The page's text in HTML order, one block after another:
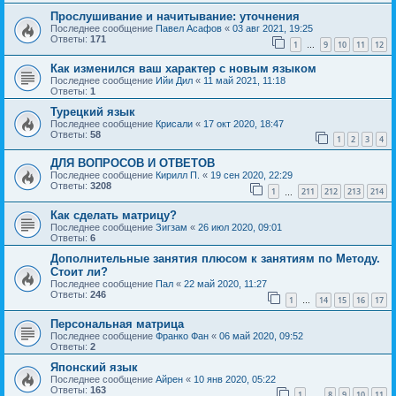
Прослушивание и начитывание: уточнения
Последнее сообщение Павел Асафов « 03 авг 2021, 19:25
Ответы: 171 1 … 9 10 11 12
Как изменился ваш характер с новым языком
Последнее сообщение Ийи Дил « 11 май 2021, 11:18
Ответы: 1
Турецкий язык
Последнее сообщение Крисали « 17 окт 2020, 18:47
Ответы: 58 1 2 3 4
ДЛЯ ВОПРОСОВ И ОТВЕТОВ
Последнее сообщение Кирилл П. « 19 сен 2020, 22:29
Ответы: 3208 1 211 212 213 214
Как сделать матрицу?
Последнее сообщение Зигзам « 26 июл 2020, 09:01
Ответы: 6
Дополнительные занятия плюсом к занятиям по Методу.
Стоит ли?
Последнее сообщение Пал « 22 май 2020, 11:27
Ответы: 246 1 … 14 15 16 17
Персональная матрица
Последнее сообщение Франко Фан « 06 май 2020, 09:52
Ответы: 2
Японский язык
Последнее сообщение Айрен « 10 янв 2020, 05:22
Ответы: 163